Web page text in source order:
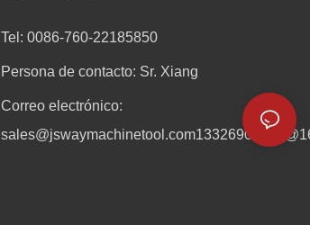
Tel: 0086-760-22185850
Persona de contacto: Sr. Xiang
Correo electrónico:
sales@jswaymachinetool.com